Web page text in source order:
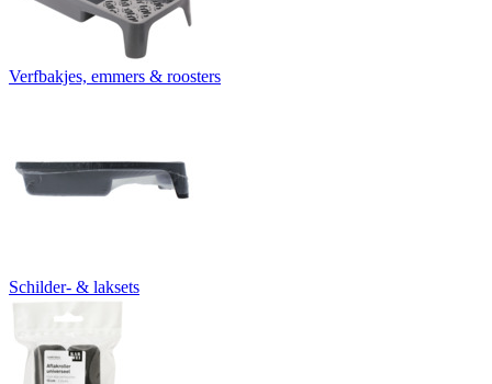
Verfbakjes, emmers & roosters
Schilder- & laksets